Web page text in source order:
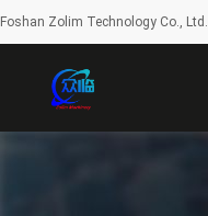
Foshan Zolim Technology Co., Ltd.